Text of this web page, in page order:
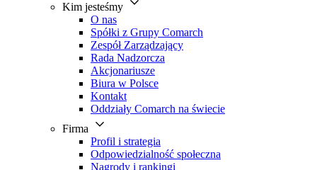
Kim jesteśmy
O nas
Spółki z Grupy Comarch
Zespół Zarządzający
Rada Nadzorcza
Akcjonariusze
Biura w Polsce
Kontakt
Oddziały Comarch na świecie
Firma
Profil i strategia
Odpowiedzialność społeczna
Nagrody i rankingi